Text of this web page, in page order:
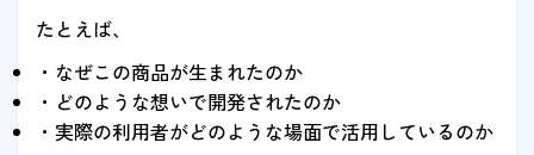
たとえば、
・なぜこの商品が生まれたのか
・どのような想いで開発されたのか
・実際の利用者がどのような場面で活用しているのか